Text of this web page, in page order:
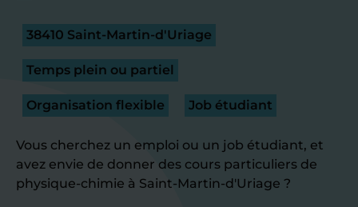
38410 Saint-Martin-d'Uriage
Temps plein ou partiel
Organisation flexible Job étudiant
Vous cherchez un emploi ou un job étudiant, et
avez envie de donner des cours particuliers de
physique-chimie à Saint-Martin-d'Uriage ?